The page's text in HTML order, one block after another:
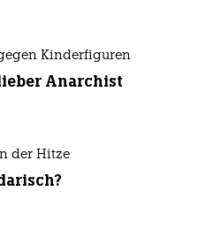
Kinderfiguren
Anarchist
der Hitze